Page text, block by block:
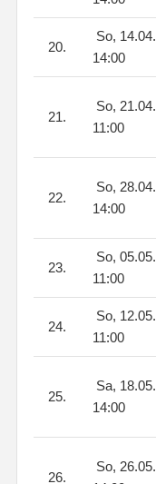
20.
So, 14.04.
14:00
21.
So, 21.04.
11:00
22.
So, 28.04.
14:00
23.
So, 05.05.
11:00
24.
So, 12.05.
11:00
25.
Sa, 18.05.
14:00
26.
So, 26.05.